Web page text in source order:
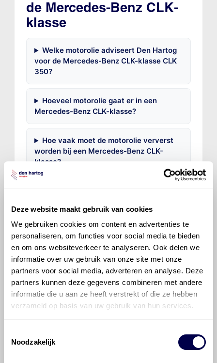
Deze website maakt gebruik van cookies
We gebruiken cookies om content en advertenties te
personaliseren, om functies voor social media te bieden
en om ons websiteverkeer te analyseren. Ook delen we
informatie over uw gebruik van onze site met onze
partners voor social media, adverteren en analyse. Deze
partners kunnen deze gegevens combineren met andere
informatie die u aan ze heeft verstrekt of die ze hebben
verzameld op basis van uw gebruik van hun services.
Noodzakelijk
de Mercedes-Benz CLK-
klasse
Welke motorolie adviseert Den Hartog
voor de Mercedes-Benz CLK-klasse CLK
350?
Hoeveel motorolie gaat er in een
Mercedes-Benz CLK-klasse?
Hoe vaak moet de motorolie ververst
worden bij een Mercedes-Benz CLK-
klasse?
productadvies beschikbaar?
©OlyslagerAlle rechten voorbehouden. Deze
informatie mag noch geheel noch gedeeltelijk worden
gereproduceerd, opgeslagen in een database of op
voorafgaande schriftelijke toestemming van Olyslager
Organisation B.V. Hoewel alles in het werk is gesteld